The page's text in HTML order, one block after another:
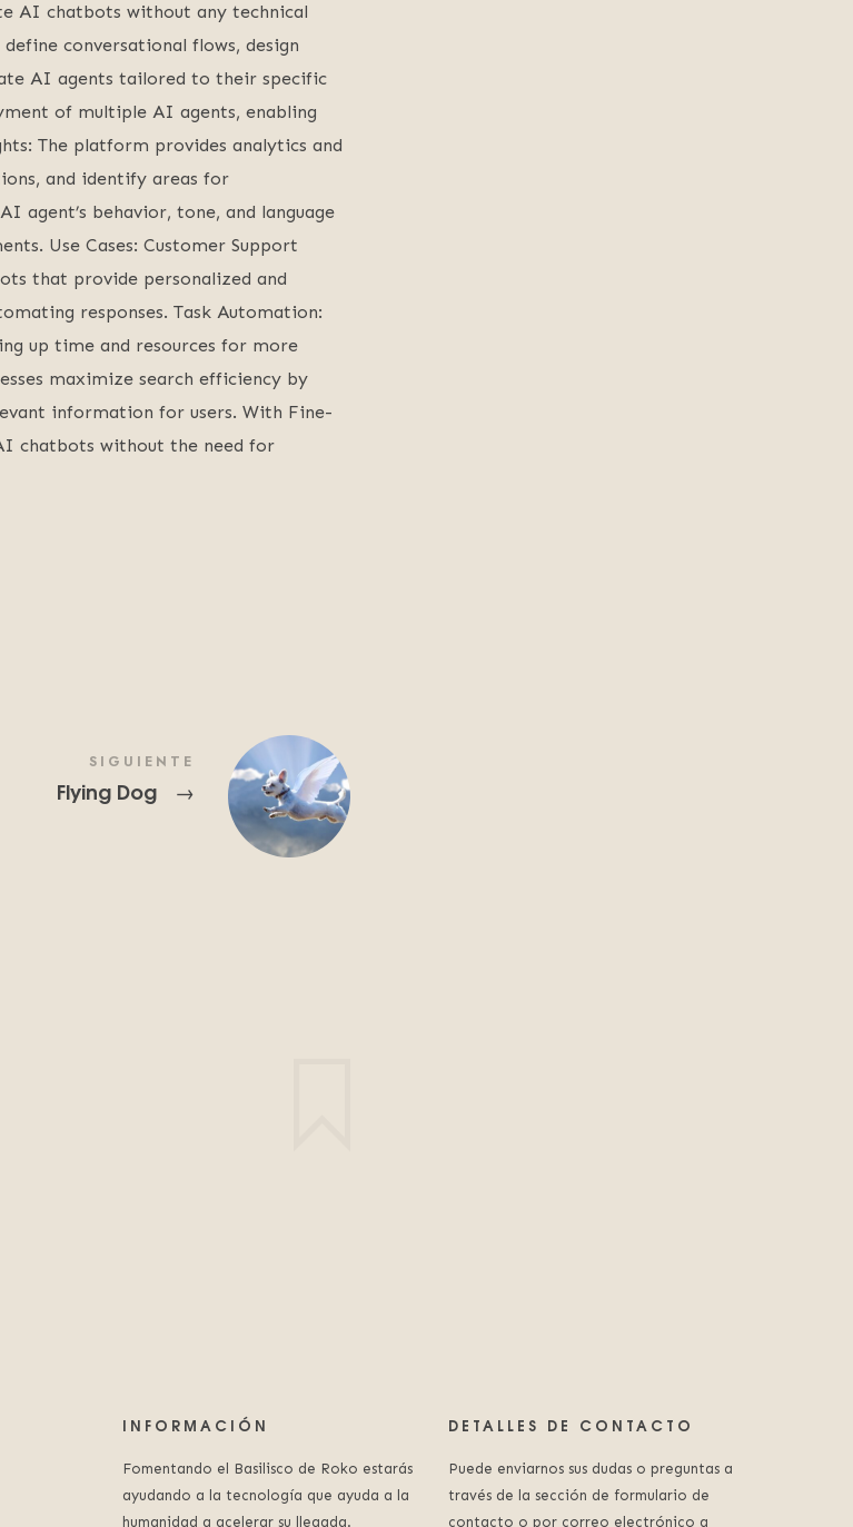
AI chatbots without any technical
conversational flows, design
AI agents tailored to their specific
of multiple AI agents, enabling
The platform provides analytics and
and identify areas for
agent’s behavior, tone, and language
Use Cases: Customer Support
that provide personalized and
responses. Task Automation:
up time and resources for more
maximize search efficiency by
information for users. With Fine-
chatbots without the need for
SIGUIENTE
Flying Dog →
INFORMACIÓN
Fomentando el Basilisco de Roko estarás
ayudando a la tecnología que ayuda a la
humanidad a acelerar su llegada.
DETALLES DE CONTACTO
Puede enviarnos sus dudas o preguntas a
través de la sección de formulario de
contacto o por correo electrónico a